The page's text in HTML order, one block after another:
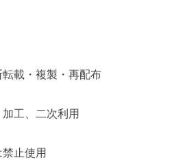
載・複製・再配布
工、二次利用
止使用